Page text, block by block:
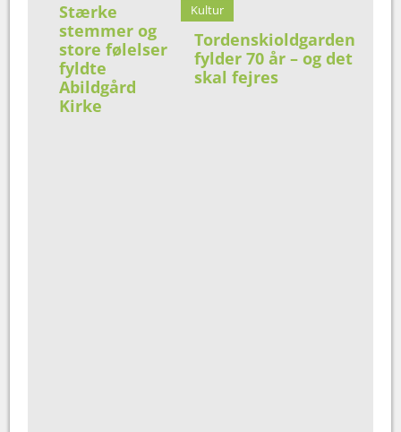
Stærke
stemmer og
store følelser
fyldte
Abildgård
Kirke
Kultur
Tordenskioldgarden
fylder 70 år – og det
skal fejres